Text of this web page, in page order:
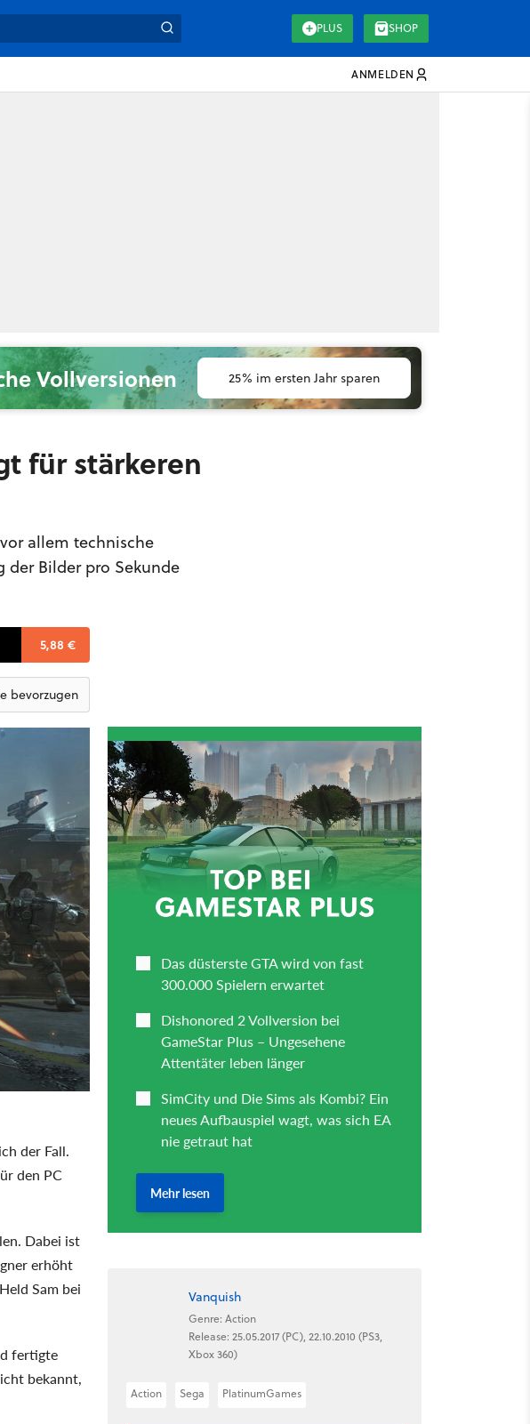
PLUS SHOP
ANMELDEN
Vollversionen 25% im ersten Jahr sparen
für stärkeren
allem technische
der Bilder pro Sekunde
5,88 €
bevorzugen
der Fall.
den PC
Dabei ist
erhöht
Sam bei
fertigte
bekannt,
Vanquish
Genre: Action
Release: 25.05.2017 (PC), 22.10.2010 (PS3,
Xbox 360)
Action Sega PlatinumGames